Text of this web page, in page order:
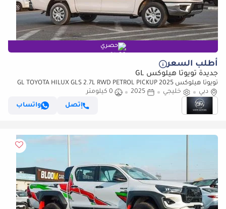
حصري
أطلب السعر
جديدة تويوتا هيلوكس GL
تويوتا هيلوكس GL TOYOTA HILUX GLS 2.7L RWD PETROL PICKUP 2025
دبي
خليجي 2025
0 كيلومتر
إتصل
واتساب